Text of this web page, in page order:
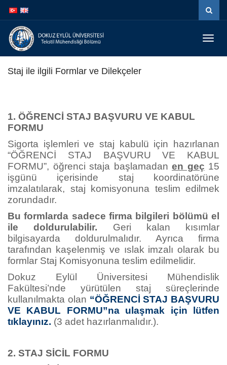
atla
atla
Staj ile ilgili Formlar ve Dilekçeler
1. ÖĞRENCİ STAJ BAŞVURU VE KABUL
FORMU
Sigorta işlemleri ve staj kabulü için hazırlanan
“ÖĞRENCİ STAJ BAŞVURU VE KABUL
FORMU”, öğrenci staja başlamadan en geç 15
işgünü içerisinde staj koordinatörüne
imzalatılarak, staj komisyonuna teslim edilmek
zorundadır.
Bu formlarda sadece firma bilgileri bölümü el
ile doldurulabilir. Geri kalan kısımlar
bilgisayarda doldurulmalıdır. Ayrıca firma
tarafından kaşelenmiş ve ıslak imzalı olarak bu
formlar Staj Komisyonuna teslim edilmelidir.
Dokuz Eylül Üniversitesi Mühendislik
Fakültesi’nde yürütülen staj süreçlerinde
kullanılmakta olan “ÖĞRENCİ STAJ BAŞVURU
VE KABUL FORMU”na ulaşmak için lütfen
tıklayınız. (3 adet hazırlanmalıdır.).
2. STAJ SİCİL FORMU